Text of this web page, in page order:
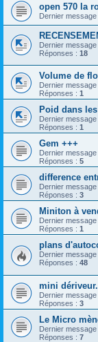
open 570 la
Dernier
Dernier
Réponses : 18
Volume de
Dernier
Réponses : 1
Poid dans
Dernier
Réponses : 1
Gem +++
Dernier
Réponses : 5
difference
Dernier
Réponses : 3
Miniton à
Dernier
Réponses : 1
plans
Dernier
Réponses : 48
mini
Dernier
Réponses : 3
Le Micro
Dernier
Réponses : 7